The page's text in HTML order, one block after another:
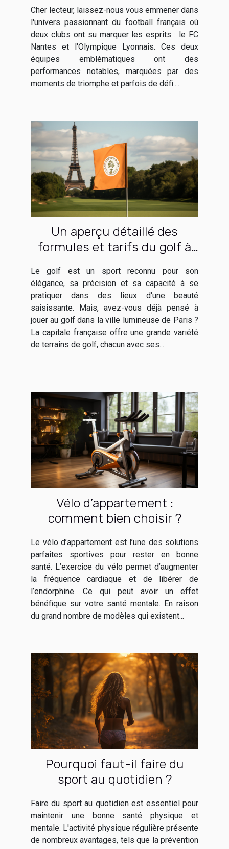
Cher lecteur, laissez-nous vous emmener dans
l'univers passionnant du football français où
deux clubs ont su marquer les esprits : le FC
Nantes et l'Olympique Lyonnais. Ces deux
équipes emblématiques ont des
performances notables, marquées par des
moments de triomphe et parfois de défi....
Un aperçu détaillé des
formules et tarifs du golf à
Le golf est un sport reconnu pour son
élégance, sa précision et sa capacité à se
pratiquer dans des lieux d'une beauté
saisissante. Mais, avez-vous déjà pensé à
jouer au golf dans la ville lumineuse de Paris ?
La capitale française offre une grande variété
de terrains de golf, chacun avec ses...
Vélo d’appartement :
comment bien choisir ?
Le vélo d’appartement est l’une des solutions
parfaites sportives pour rester en bonne
santé. L’exercice du vélo permet d’augmenter
la fréquence cardiaque et de libérer de
l’endorphine. Ce qui peut avoir un effet
bénéfique sur votre santé mentale. En raison
du grand nombre de modèles qui existent...
Pourquoi faut-il faire du
sport au quotidien ?
Faire du sport au quotidien est essentiel pour
maintenir une bonne santé physique et
mentale. L'activité physique régulière présente
de nombreux avantages, tels que la prévention